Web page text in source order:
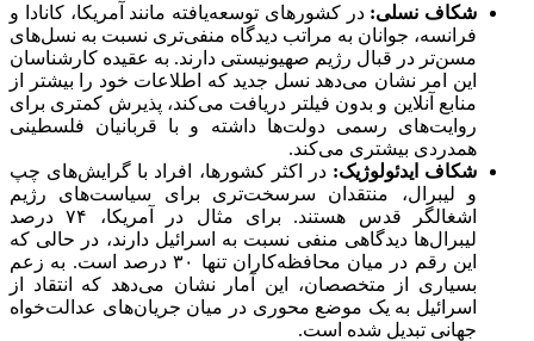
شکاف نسلی: در کشورهای توسعه‌یافته مانند آمریکا، کانادا و
فرانسه، جوانان به مراتب دیدگاه منفی‌تری نسبت به نسل‌های
مسن‌تر در قبال رژیم صهیونیستی دارند. به عقیده کارشناسان
این امر نشان می‌دهد نسل جدید که اطلاعات خود را بیشتر از
منابع آنلاین و بدون فیلتر دریافت می‌کند، پذیرش کمتری برای
روایت‌های رسمی دولت‌ها داشته و با قربانیان فلسطینی
همدردی بیشتری می‌کند.
شکاف ایدئولوژیک: در اکثر کشورها، افراد با گرایش‌های چپ
و لیبرال، منتقدان سرسخت‌تری برای سیاست‌های رژیم
اشغالگر قدس هستند. برای مثال در آمریکا، ۷۴ درصد
لیبرال‌ها دیدگاهی منفی نسبت به اسرائیل دارند، در حالی که
این رقم در میان محافظه‌کاران تنها ۳۰ درصد است. به زعم
بسیاری از متخصصان، این آمار نشان می‌دهد که انتقاد از
اسرائیل به یک موضع محوری در میان جریان‌های عدالت‌خواه
جهانی تبدیل شده است.